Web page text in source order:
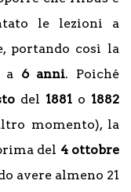
le lezioni a
portando così la
a 6 anni. Poiché
del 1881 o 1882
momento), la
del 4 ottobre
avere almeno 21